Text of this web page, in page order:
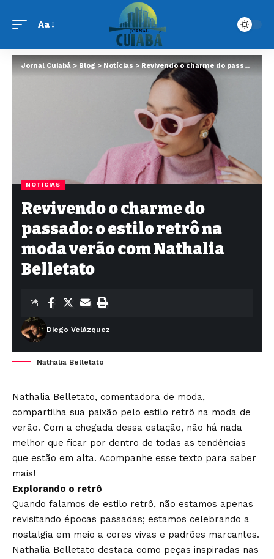
Aa
Jornal Cuiabá> Blog > Notícias > Revivendo o charme do passado: o estilo retrô na moda verão com Nathalia Belletato
NOTÍCIAS
Revivendo o charme do
passado: o estilo retrô na
moda verão com Nathalia
Belletato
Diego Velázquez
Nathalia Belletato
Nathalia Belletato, comentadora de moda,
compartilha sua paixão pelo estilo retrô na moda de
verão. Com a chegada dessa estação, não há nada
melhor que ficar por dentro de todas as tendências
que estão em alta. Acompanhe esse texto para saber
mais!
Explorando o retrô
Quando falamos de estilo retrô, não estamos apenas
revisitando épocas passadas; estamos celebrando a
nostalgia em meio a cores vivas e padrões marcantes.
Nathalia Belletato destaca como peças inspiradas nas